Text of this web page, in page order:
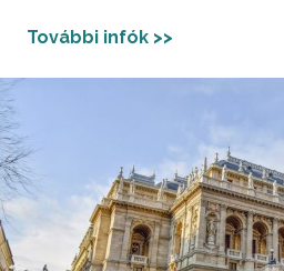
További infók >>